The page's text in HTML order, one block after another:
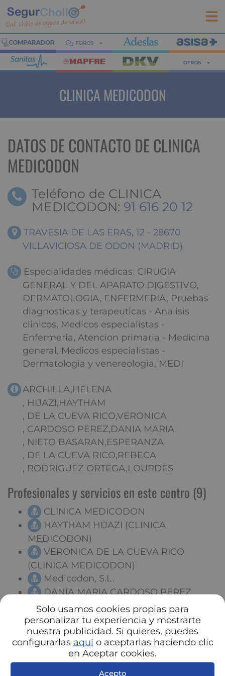
Solo usamos cookies propias para
personalizar tu experiencia y mostrarte
nuestra publicidad. Si quieres, puedes
configurarlas aquío aceptarlas haciendo clic
en Aceptar cookies.
Acepto
FOROS
OTROS
CLINICA MEDICODON
DATOS DE CONTACTO DE CLINICA
MEDICODON
Teléfono de CLINICA
MEDICODON: 91 616 20 12
TRAVESIA DE LAS ERAS, 12 - 28670
VILLAVICIOSA DE ODON (MADRID)
Especialidades médicas: CIRUGIA
GENERAL Y DEL APARATO DIGESTIVO,
DERMATOLOGIA, ENFERMERIA, Pruebas
diagnosticas y terapeuticas - Analisis
clinicos, Medicos especialistas -
Enfermeria, Atencion primaria - Medicina
general, Medicos especialistas -
Dermatologia y venereologia, MEDI
ARCHILLA,HELENA
, HIJAZI,HAYTHAM
, DE LA CUEVA RICO,VERONICA
, CARDOSO PEREZ,DANIA MARIA
, NIETO BASARAN,ESPERANZA
, DE LA CUEVA RICO,REBECA
, RODRIGUEZ ORTEGA,LOURDES
Profesionales y servicios en este centro (9)
CLINICA MEDICODON
HAYTHAM HIJAZI (CLINICA
MEDICODON)
VERONICA DE LA CUEVA RICO
(CLINICA MEDICODON)
Medicodon, S.L.
DANIA MARIA CARDOSO PEREZ
(CLINICA MEDICODON)
ESPERANZA NIETO BASARAN
(CLINICA MEDICODON)
REBECA DE LA CUEVA RICO (CLINICA
MEDICODON)
HELENA ARCHILLA (CLINICA